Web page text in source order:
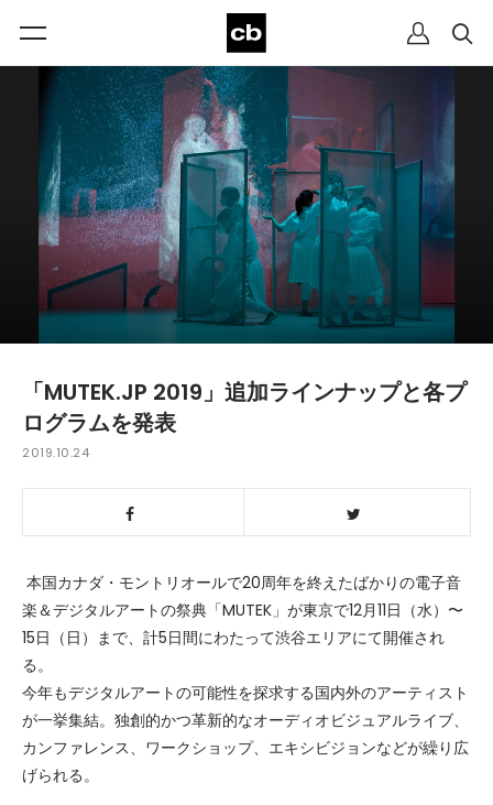
「MUTEK.JP 2019」追加ラインナップと各プ
ログラムを発表
2019.10.24
本国カナダ・モントリオールで20周年を終えたばかりの電子音
楽＆デジタルアートの祭典「MUTEK」が東京で12月11日（水）〜
15日（日）まで、計5日間にわたって渋谷エリアにて開催され
る。
今年もデジタルアートの可能性を探求する国内外のアーティスト
が一挙集結。独創的かつ革新的なオーディオビジュアルライブ、
カンファレンス、ワークショップ、エキシビジョンなどが繰り広
げられる。